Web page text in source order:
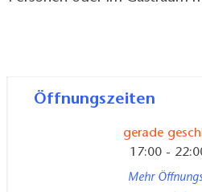
Öffnungszeiten
gerade
17:00 -
Mehr